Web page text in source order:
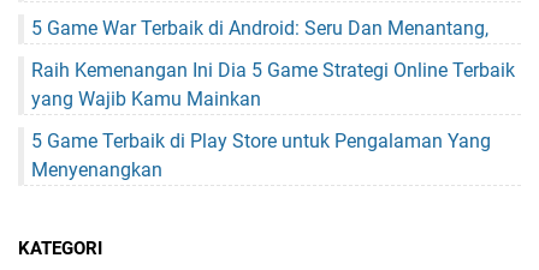
5 Game War Terbaik di Android: Seru Dan Menantang,
Raih Kemenangan Ini Dia 5 Game Strategi Online Terbaik
yang Wajib Kamu Mainkan
5 Game Terbaik di Play Store untuk Pengalaman Yang
Menyenangkan
KATEGORI